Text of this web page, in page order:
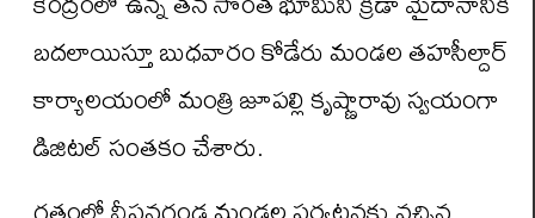
బదలాయిస్తూ బుధవారం కోడేరు మండల తహసీల్దార్‌
కార్యాలయంలో మంత్రి జూపల్లి కృష్ణారావు స్వయంగా
డిజిటల్ సంతకం చేశారు.